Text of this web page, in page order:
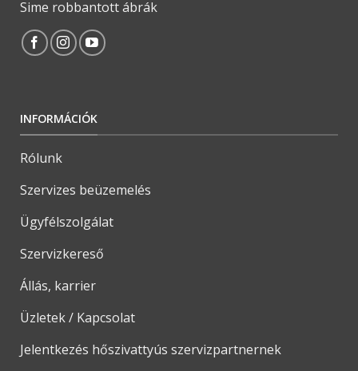
Sime robbantott ábrák
INFORMÁCIÓK
Rólunk
Szervizes beüzemelés
Ügyfélszolgálat
Szervizkereső
Állás, karrier
Üzletek / Kapcsolat
Jelentkezés hőszivattyús szervizpartnernek